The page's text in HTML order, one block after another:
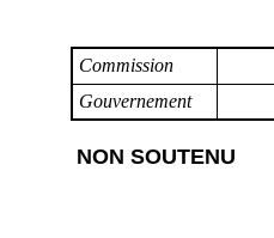
Commission
Gouvernement
NON SOUTENU